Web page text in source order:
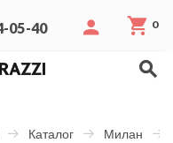
05-40 0
Каталог Милан